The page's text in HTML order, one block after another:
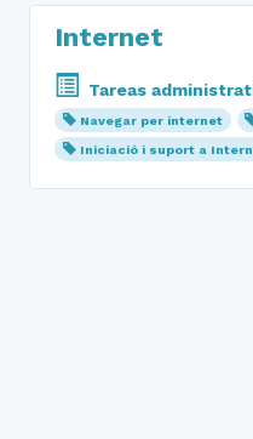
Internet
Tareas
Navegar per internet
Iniciació i suport a